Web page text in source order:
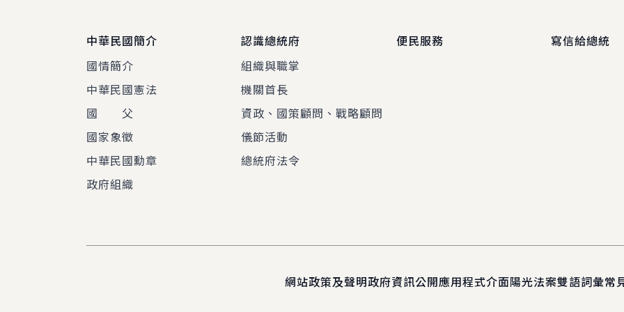
中華民國簡介
國情簡介
中華民國憲法
國 父
國家象徵
中華民國勳章
政府組織
認識總統府
組織與職掌
機關首長
資政、國策顧問、戰略顧問
儀節活動
總統府法令
便民服務 寫信給總統
網站政策及聲明政府資訊公開應用程式介面陽光法案雙語詞彙常